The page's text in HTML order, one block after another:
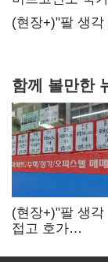
숙제
(현장+)"팔 생
함께 볼만한
(현장+)"팔 생각
접고 호가